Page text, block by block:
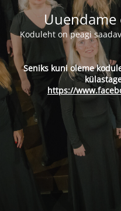
Koduleht on peagi
Seniks kuni oleme
https://